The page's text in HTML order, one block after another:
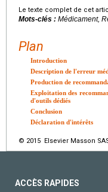
Le texte complet de cet
Mots-clés : Médicament,
Plan
Introduction
Description de l'erreur
Production de
Exploitation des
d'outils dédiés
Conclusion
Déclaration d'intérêts
© 2015 Elsevier Masson
ACCÈS RAPIDES